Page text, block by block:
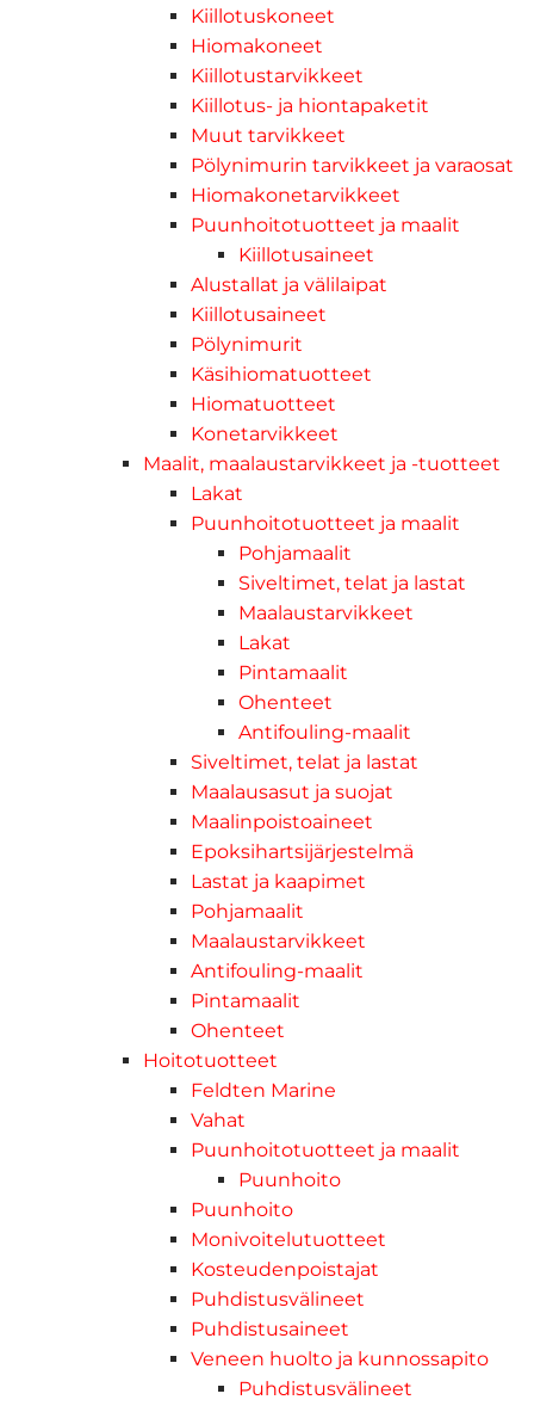
Kiillotuskoneet
Hiomakoneet
Kiillotustarvikkeet
Kiillotus- ja hiontapaketit
Muut tarvikkeet
Pölynimurin tarvikkeet ja varaosat
Hiomakonetarvikkeet
Puunhoitotuotteet ja maalit
Kiillotusaineet
Alustallat ja välilaipat
Kiillotusaineet
Pölynimurit
Käsihiomatuotteet
Hiomatuotteet
Konetarvikkeet
Maalit, maalaustarvikkeet ja -tuotteet
Lakat
Puunhoitotuotteet ja maalit
Pohjamaalit
Siveltimet, telat ja lastat
Maalaustarvikkeet
Lakat
Pintamaalit
Ohenteet
Antifouling-maalit
Siveltimet, telat ja lastat
Maalausasut ja suojat
Maalinpoistoaineet
Epoksihartsijärjestelmä
Lastat ja kaapimet
Pohjamaalit
Maalaustarvikkeet
Antifouling-maalit
Pintamaalit
Ohenteet
Hoitotuotteet
Feldten Marine
Vahat
Puunhoitotuotteet ja maalit
Puunhoito
Puunhoito
Monivoitelutuotteet
Kosteudenpoistajat
Puhdistusvälineet
Puhdistusaineet
Veneen huolto ja kunnossapito
Puhdistusvälineet